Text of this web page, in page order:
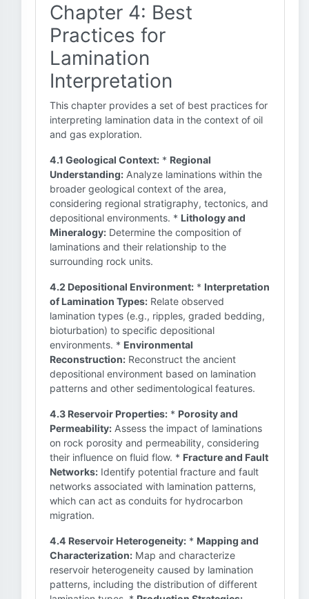
Chapter 4: Best
Practices for
Lamination
Interpretation
This chapter provides a set of best practices for
interpreting lamination data in the context of oil
and gas exploration.
4.1 Geological Context: * Regional
Understanding: Analyze laminations within the
broader geological context of the area,
considering regional stratigraphy, tectonics, and
depositional environments. * Lithology and
Mineralogy: Determine the composition of
laminations and their relationship to the
surrounding rock units.
4.2 Depositional Environment: * Interpretation
of Lamination Types: Relate observed
lamination types (e.g., ripples, graded bedding,
bioturbation) to specific depositional
environments. * Environmental
Reconstruction: Reconstruct the ancient
depositional environment based on lamination
patterns and other sedimentological features.
4.3 Reservoir Properties: * Porosity and
Permeability: Assess the impact of laminations
on rock porosity and permeability, considering
their influence on fluid flow. * Fracture and Fault
Networks: Identify potential fracture and fault
networks associated with lamination patterns,
which can act as conduits for hydrocarbon
migration.
4.4 Reservoir Heterogeneity: * Mapping and
Characterization: Map and characterize
reservoir heterogeneity caused by lamination
patterns, including the distribution of different